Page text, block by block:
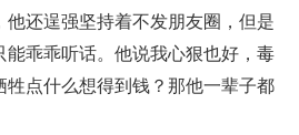
还逞强坚持着不发朋友圈，但是
能乖乖听话。他说我心狠也好，毒
牲点什么想得到钱？那他一辈子都